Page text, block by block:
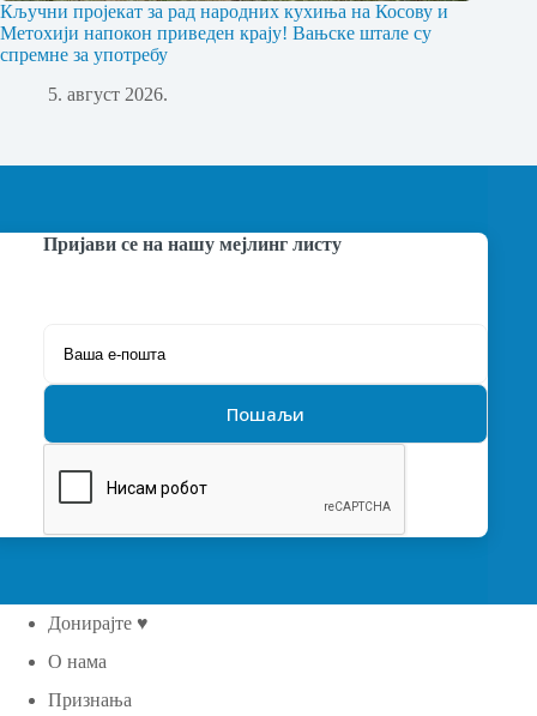
Кључни пројекат за рад народних кухиња на Косову и
Метохији напокон приведен крају! Вањске штале су
спремне за употребу
5. август 2026.
Пријави се на нашу мејлинг листу
Донирајте ♥
О нама
Признања